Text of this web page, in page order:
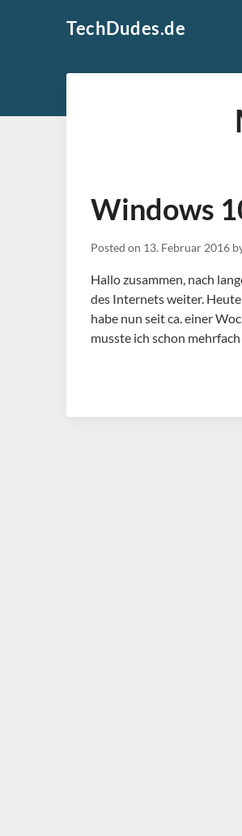
TechDudes.de
Windows
Posted on 13. Februar 2016
Hallo zusammen, nach
des Internets weiter.
habe nun seit ca. einer
musste ich schon